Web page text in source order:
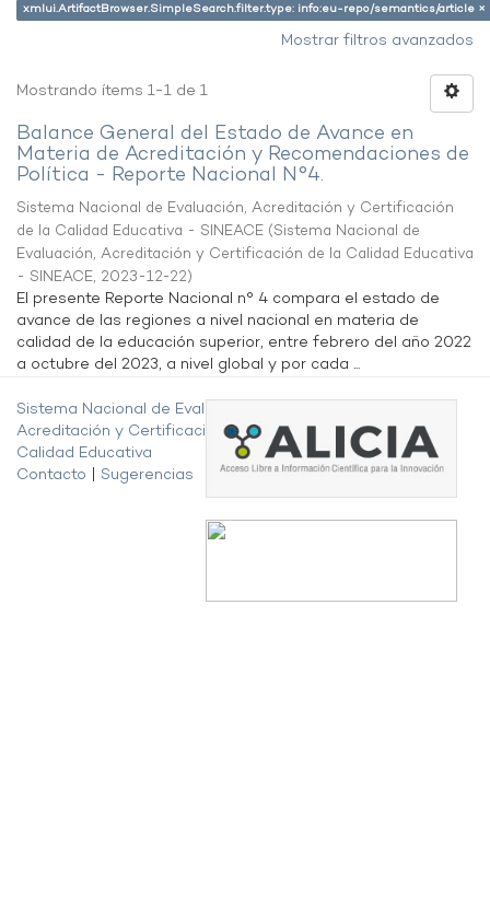
xmlui.ArtifactBrowser.SimpleSearch.filter.type: info:eu-repo/semantics/article ×
Mostrar filtros avanzados
Mostrando ítems 1-1 de 1
Balance General del Estado de Avance en
Materia de Acreditación y Recomendaciones de
Política - Reporte Nacional N°4.
Sistema Nacional de Evaluación, Acreditación y Certificación
de la Calidad Educativa - SINEACE (Sistema Nacional de
Evaluación, Acreditación y Certificación de la Calidad Educativa
- SINEACE, 2023-12-22)
El presente Reporte Nacional n° 4 compara el estado de
avance de las regiones a nivel nacional en materia de
calidad de la educación superior, entre febrero del año 2022
a octubre del 2023, a nivel global y por cada ...
Sistema Nacional de Evaluación,
Acreditación y Certificación de la
Calidad Educativa
Contacto
Sugerencias